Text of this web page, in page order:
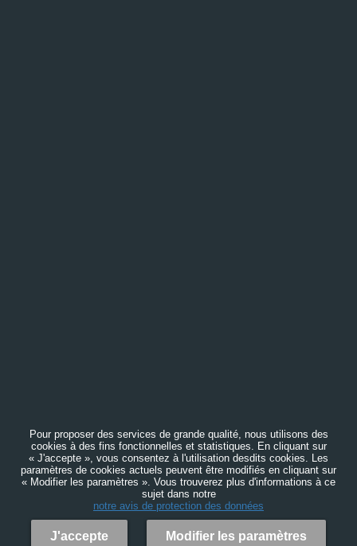
Pour proposer des services de grande qualité, nous utilisons des
cookies à des fins fonctionnelles et statistiques. En cliquant sur
« J'accepte », vous consentez à l'utilisation desdits cookies. Les
paramètres de cookies actuels peuvent être modifiés en cliquant sur
« Modifier les paramètres ». Vous trouverez plus d'informations à ce
sujet dans notre
notre avis de protection des données
J'accepte Modifier les paramètres